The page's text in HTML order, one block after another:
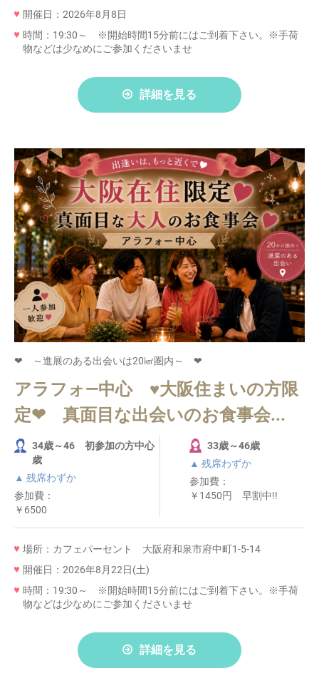
開催日：2026年8月8日
時間：19:30～ ※開始時間15分前にはご到着下さい。※手荷
物などは少なめにご参加くださいませ
詳細を見る
❤ ～進展のある出会いは20㎢圏内～ ❤
アラフォ―中心 ♥大阪住まいの方限
定❤ 真面目な出会いのお食事会...
34歳～46 初参加の方中心
歳
▲ 残席わずか
参加費：
￥6500
33歳～46歳
▲ 残席わずか
参加費：
￥1450円 早割中!!
場所：カフェパーセント 大阪府和泉市府中町1-5-14
開催日：2026年8月22日(土)
時間：19:30～ ※開始時間15分前にはご到着下さい。※手荷
物などは少なめにご参加くださいませ
詳細を見る